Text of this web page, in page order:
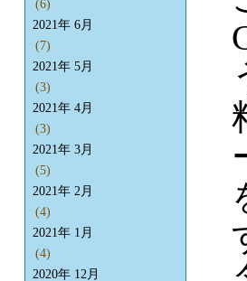
(6)
2021年 6月
(7)
2021年 5月
(3)
2021年 4月
(3)
2021年 3月
(5)
2021年 2月
(4)
2021年 1月
(4)
2020年 12月